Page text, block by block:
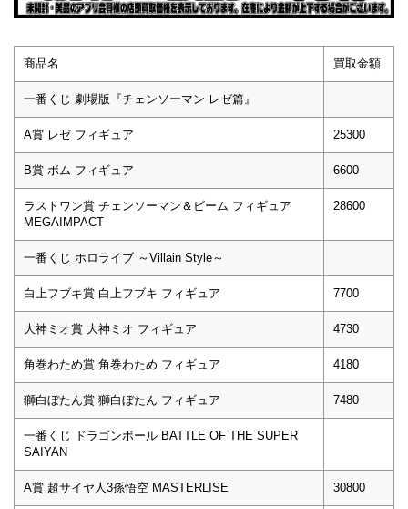
商品名 買取金額
一番くじ 劇場版『チェンソーマン レゼ篇』
A賞 レゼ フィギュア 25300
B賞 ボム フィギュア 6600
ラストワン賞 チェンソーマン＆ビーム フィギュア
MEGAIMPACT
28600
一番くじ ホロライブ ～Villain Style～
白上フブキ賞 白上フブキ フィギュア 7700
大神ミオ賞 大神ミオ フィギュア 4730
角巻わため賞 角巻わため フィギュア 4180
獅白ぼたん賞 獅白ぼたん フィギュア 7480
一番くじ ドラゴンボール BATTLE OF THE SUPER
SAIYAN
A賞 超サイヤ人3孫悟空 MASTERLISE 30800